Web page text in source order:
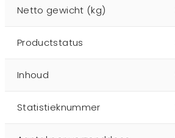
Netto gewicht (kg)
Productstatus
Inhoud
Statistieknummer